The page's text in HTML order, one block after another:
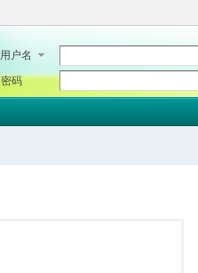
用户名
密码